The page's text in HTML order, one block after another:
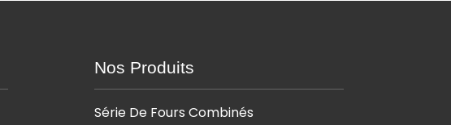
Nos Produits
Série De Fours Combinés